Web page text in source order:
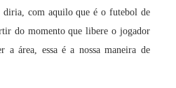
diria, com aquilo que é o futebol de
do momento que libere o jogador
a área, essa é a nossa maneira de